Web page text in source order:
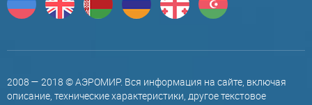
2008 — 2018 © АЭРОМИР. Вся информация на сайте, включая
описание, технические характеристики, другое текстовое